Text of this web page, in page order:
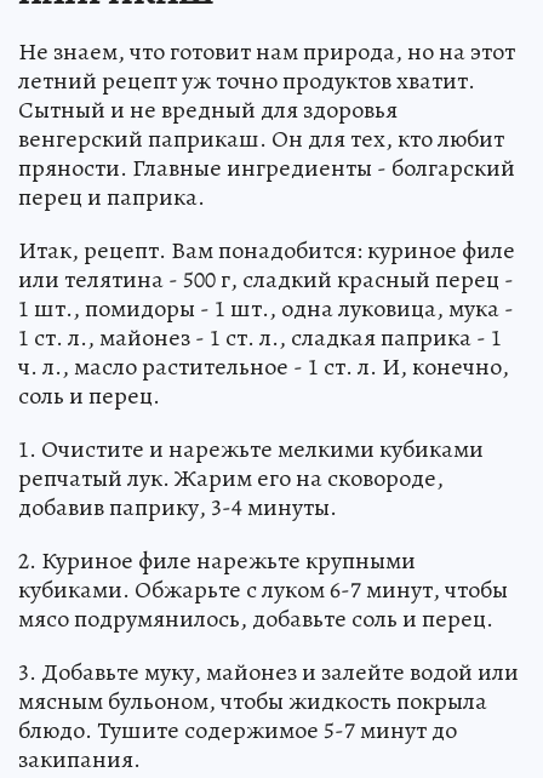
Не знаем, что готовит нам природа, но на этот
летний рецепт уж точно продуктов хватит.
Сытный и не вредный для здоровья
венгерский паприкаш. Он для тех, кто любит
пряности. Главные ингредиенты - болгарский
перец и паприка.
Итак, рецепт. Вам понадобится: куриное филе
или телятина - 500 г, сладкий красный перец -
1 шт., помидоры - 1 шт., одна луковица, мука -
1 ст. л., майонез - 1 ст. л., сладкая паприка - 1
ч. л., масло растительное - 1 ст. л. И, конечно,
соль и перец.
1. Очистите и нарежьте мелкими кубиками
репчатый лук. Жарим его на сковороде,
добавив паприку, 3-4 минуты.
2. Куриное филе нарежьте крупными
кубиками. Обжарьте с луком 6-7 минут, чтобы
мясо подрумянилось, добавьте соль и перец.
3. Добавьте муку, майонез и залейте водой или
мясным бульоном, чтобы жидкость покрыла
блюдо. Тушите содержимое 5-7 минут до
закипания.